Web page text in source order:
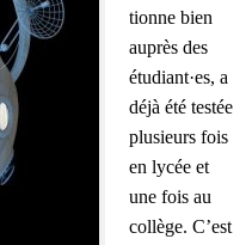
tionne bien
auprès des
étudiant·es, a
déjà été tes­tée
plu­sieurs fois
en lycée et
une fois au
col­lège. C’est